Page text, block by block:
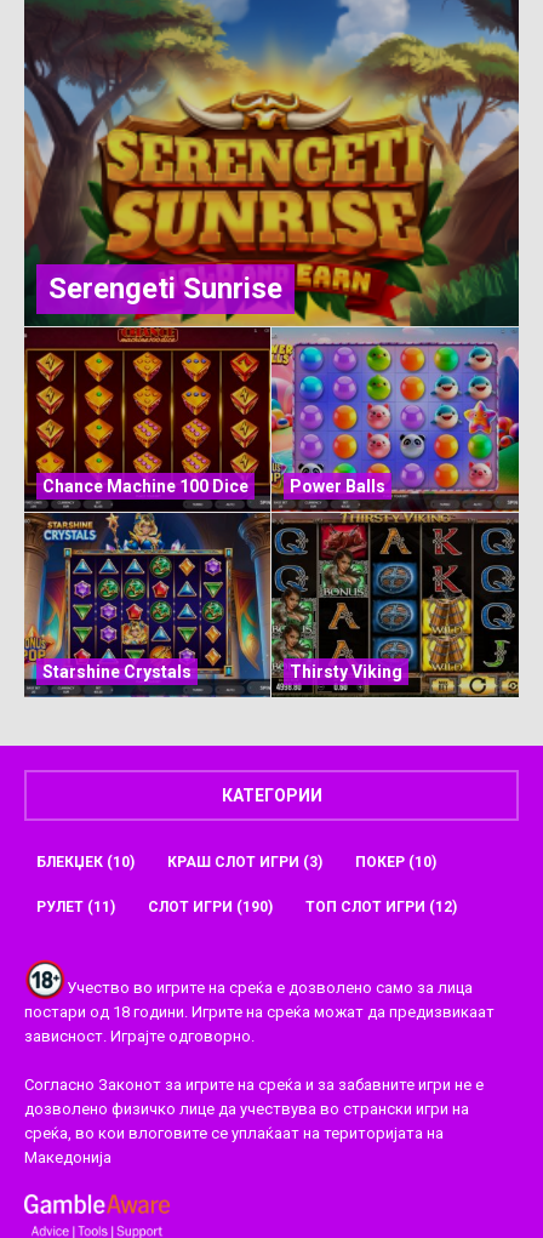
Serengeti Sunrise
Chance Machine 100 Dice Power Balls
Starshine Crystals Thirsty Viking
КАТЕГОРИИ
БЛЕКЏЕК (10) КРАШ СЛОТ ИГРИ (3) ПОКЕР (10)
РУЛЕТ (11) СЛОТ ИГРИ (190) ТОП СЛОТ ИГРИ (12)
Учество во игрите на среќа е дозволено само за лица
постари од 18 години. Игрите на среќа можат да предизвикаат
зависност. Играјте одговорно.
Согласно Законот за игрите на среќа и за забавните игри не е
дозволено физичко лице да учествува во странски игри на
среќа, во кои влоговите се уплаќаат на територијата на
Македонија